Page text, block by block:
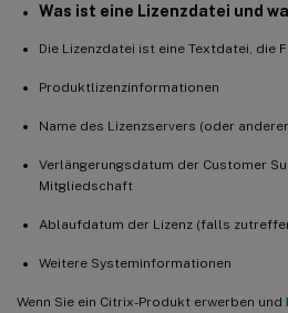
Was ist eine Lizenzdatei und
Die Lizenzdatei ist eine Textdatei, die
Produktlizenzinformationen
Name des Lizenzservers (oder
Verlängerungsdatum der Customer
Mitgliedschaft
Ablaufdatum der Lizenz (falls
Weitere Systeminformationen
Wenn Sie ein Citrix-Produkt erwerben und